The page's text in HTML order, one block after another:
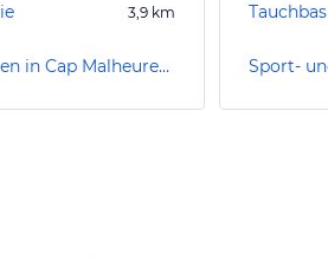
3,9 km
Sehenswürdigkeiten in Cap Malheureux